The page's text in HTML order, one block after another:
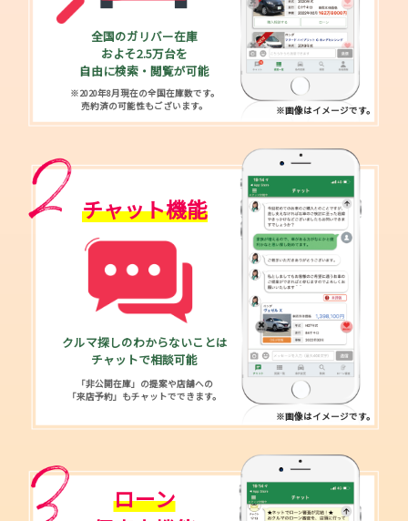
全国のガリバー在庫
およそ2.5万台を
自由に検索・閲覧が可能
※2020年8月現在の全国在庫数です。
売約済の可能性もございます。
※画像はイメージです。
チャット機能
クルマ探しのわからないことは
チャットで相談可能
「非公開在庫」の提案や店舗への
「来店予約」もチャットでできます。
※画像はイメージです。
ローン